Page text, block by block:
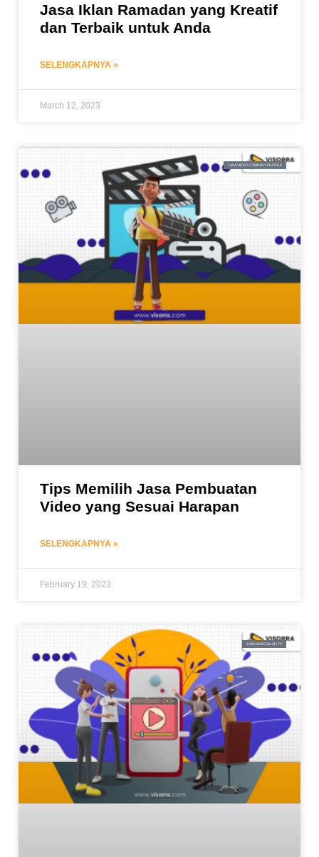
Jasa Iklan Ramadan yang Kreatif
dan Terbaik untuk Anda
SELENGKAPNYA »
March 12, 2023
JASA VIDEO COMPANY PROFILE
Tips Memilih Jasa Pembuatan
Video yang Sesuai Harapan
SELENGKAPNYA »
February 19, 2023
JASA VIDEO IKLAN TV